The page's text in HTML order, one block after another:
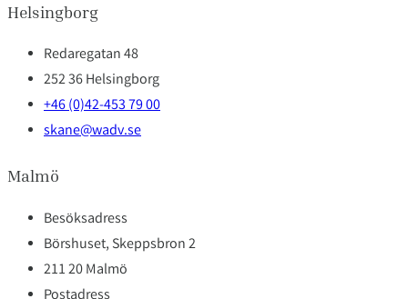
Helsingborg
Redaregatan 48
252 36 Helsingborg
+46 (0)42-453 79 00
skane@wadv.se
Malmö
Besöksadress
Börshuset, Skeppsbron 2
211 20 Malmö